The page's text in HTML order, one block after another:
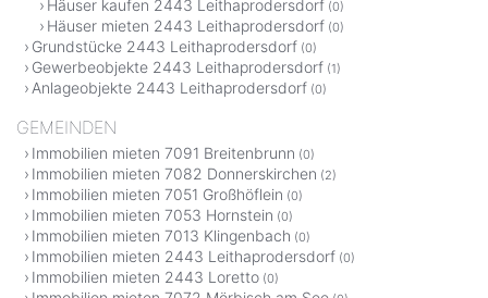
Häuser kaufen 2443 Leithaprodersdorf (0)
Häuser mieten 2443 Leithaprodersdorf (0)
Grundstücke 2443 Leithaprodersdorf (0)
Gewerbeobjekte 2443 Leithaprodersdorf (1)
Anlageobjekte 2443 Leithaprodersdorf (0)
GEMEINDEN
Immobilien mieten 7091 Breitenbrunn (0)
Immobilien mieten 7082 Donnerskirchen (2)
Immobilien mieten 7051 Großhöflein (0)
Immobilien mieten 7053 Hornstein (0)
Immobilien mieten 7013 Klingenbach (0)
Immobilien mieten 2443 Leithaprodersdorf (0)
Immobilien mieten 2443 Loretto (0)